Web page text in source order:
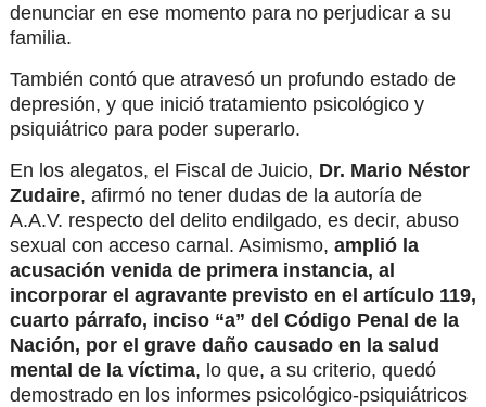
denunciar en ese momento para no perjudicar a su
familia.
También contó que atravesó un profundo estado de
depresión, y que inició tratamiento psicológico y
psiquiátrico para poder superarlo.
En los alegatos, el Fiscal de Juicio, Dr. Mario Néstor
Zudaire, afirmó no tener dudas de la autoría de
A.A.V. respecto del delito endilgado, es decir, abuso
sexual con acceso carnal. Asimismo, amplió la
acusación venida de primera instancia, al
incorporar el agravante previsto en el artículo 119,
cuarto párrafo, inciso “a” del Código Penal de la
Nación, por el grave daño causado en la salud
mental de la víctima, lo que, a su criterio, quedó
demostrado en los informes psicológico-psiquiátricos